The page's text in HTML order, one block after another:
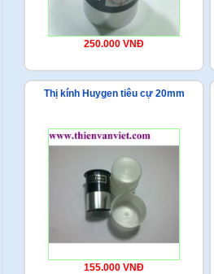
250.000 VNĐ
Thị kính Huygen tiêu cự 20mm
155.000 VNĐ